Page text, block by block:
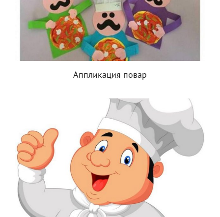
Аппликация повар